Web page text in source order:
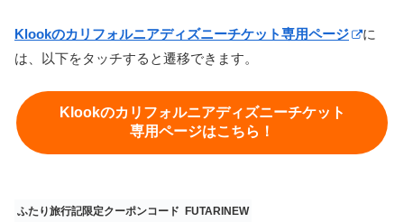
Klookのカリフォルニアディズニーチケット専用ページ
に
は、以下をタッチすると遷移できます。
Klookのカリフォルニアディズニーチケット
専用ページはこちら！
ふたり旅行記限定クーポンコード FUTARINEW